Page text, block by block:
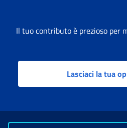
Il tuo contributo è prezioso per
Lasciaci la tua